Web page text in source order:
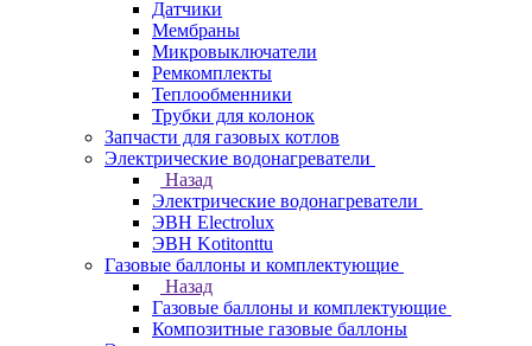
Датчики
Мембраны
Микровыключатели
Ремкомплекты
Теплообменники
Трубки для колонок
Запчасти для газовых котлов
Электрические водонагреватели
Назад
Электрические водонагреватели
ЭВН Electrolux
ЭВН Kotitonttu
Газовые баллоны и комплектующие
Назад
Газовые баллоны и комплектующие
Композитные газовые баллоны